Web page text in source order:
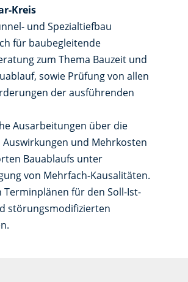
Kreis
und Spezialtiefbau
für baubegleitende
zum Thema Bauzeit und
sowie Prüfung von allen
der ausführenden
Ausarbeitungen über die
und Mehrkosten
Bauablaufs unter
von Mehrfach-Kausalitäten.
Terminplänen für den Soll-Ist-
störungsmodifizierten